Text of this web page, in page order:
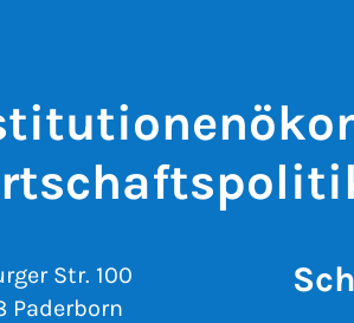
Str. 100
Paderborn